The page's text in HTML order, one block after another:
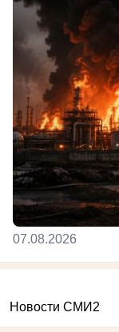
07.08.2026
Новости СМИ2